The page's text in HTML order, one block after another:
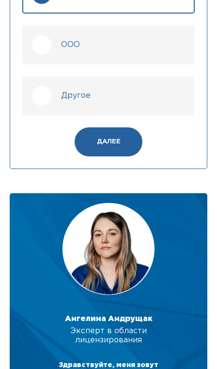
ООО
Другое
ДАЛЕЕ
Ангелина Андрущак
Эксперт в области
лицензирования
Здравствуйте, меня зовут